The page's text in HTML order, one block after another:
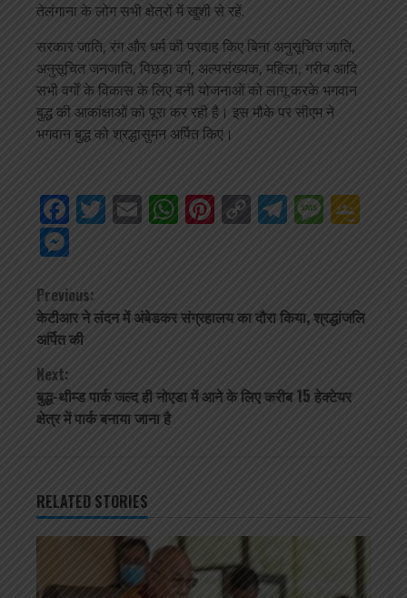
तेलंगाना के लोग सभी क्षेत्रों में खुशी से रहें.
सरकार जाति, रंग और धर्म की परवाह किए बिना अनुसूचित जाति,
अनुसूचित जनजाति, पिछड़ा वर्ग, अल्पसंख्यक, महिला, गरीब आदि
सभी वर्गों के विकास के लिए बनी योजनाओं को लागू करके भगवान
बुद्ध की आकांक्षाओं को पूरा कर रही है। इस मौके पर सीएम ने
भगवान बुद्ध को श्रद्धासुमन अर्पित किए।
Facebook
Twitter
EmailWhatsApp
Pinterest
Copy
Continue
Reading
Previous:
केटीआर ने लंदन में अंबेडकर संग्रहालय का दौरा किया, श्रद्धांजलि
अर्पित की
Next:
बुद्ध-थीम्ड पार्क जल्द ही नोएडा में आने के लिए करीब 15 हेक्टेयर
क्षेत्र में पार्क बनाया जाना है
RELATED STORIES